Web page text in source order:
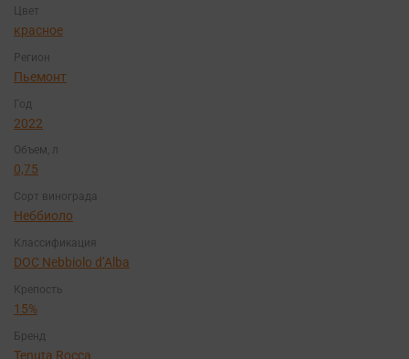
Цвет
красное
Регион
Пьемонт
Год
2022
Объем, л
0,75
Сорт винограда
Неббиоло
Классификация
DOC Nebbiolo d’Alba
Крепость
15%
Бренд
Tenuta Rocca